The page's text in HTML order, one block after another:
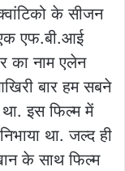
के सीजन
एफ.बी.आई
का नाम एलेन
बार हम सबने
इस फिल्म में
था. जल्द ही
के साथ फिल्म